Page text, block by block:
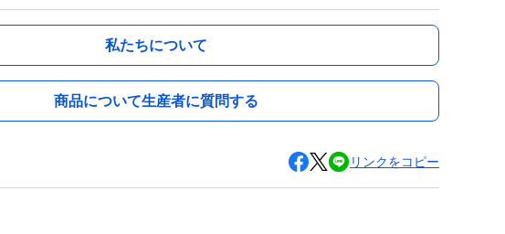
私たちについて
商品について生産者に質問する
リンクをコピー